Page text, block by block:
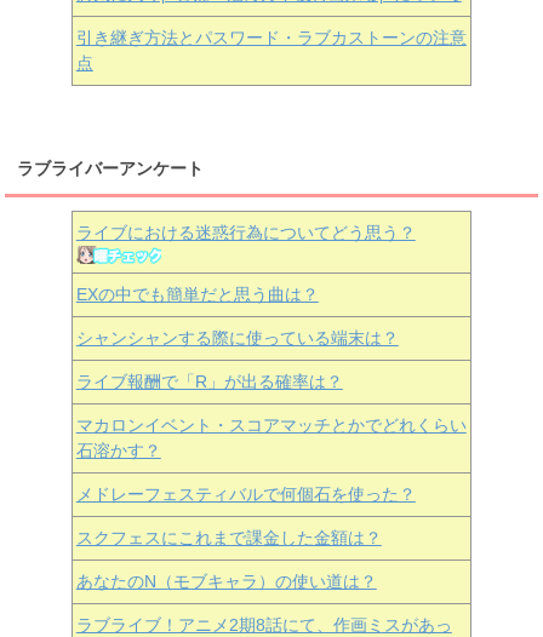
引き継ぎ方法とパスワード・ラブカストーンの注意
点
ラブライバーアンケート
ライブにおける迷惑行為についてどう思う？
EXの中でも簡単だと思う曲は？
シャンシャンする際に使っている端末は？
ライブ報酬で「R」が出る確率は？
マカロンイベント・スコアマッチとかでどれくらい
石溶かす？
メドレーフェスティバルで何個石を使った？
スクフェスにこれまで課金した金額は？
あなたのN（モブキャラ）の使い道は？
ラブライブ！アニメ2期8話にて、作画ミスがあっ